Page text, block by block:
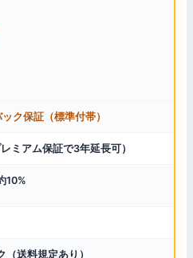
ク保証（標準付帯）
ミアム保証で3年延長可）
10%
（送料規定あり）